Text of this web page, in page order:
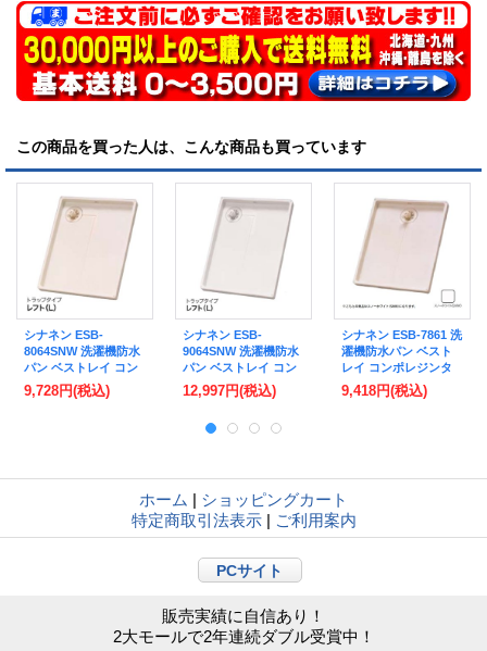
この商品を買った人は、こんな商品も買っています
シナネン ESB-
8064SNW 洗濯機防水
パン ベストレイ コン
ポレジンタイプ トラ
ップ:レフト・センタ
9,728円(税込)
シナネン ESB-
9064SNW 洗濯機防水
パン ベストレイ コン
ポレジンタイプ トラ
ップ:レフト・センタ
止ヨコ引き排水トラッ
12,997円(税込)
シナネン ESB-7861 洗
濯機防水パン ベスト
レイ コンポレジンタ
イプ トラップタイプ:
センター 泡逆流防止
9,418円(税込)
ホーム | ショッピングカート
特定商取引法表示 | ご利用案内
PCサイト
販売実績に自信あり！
2大モールで2年連続ダブル受賞中！